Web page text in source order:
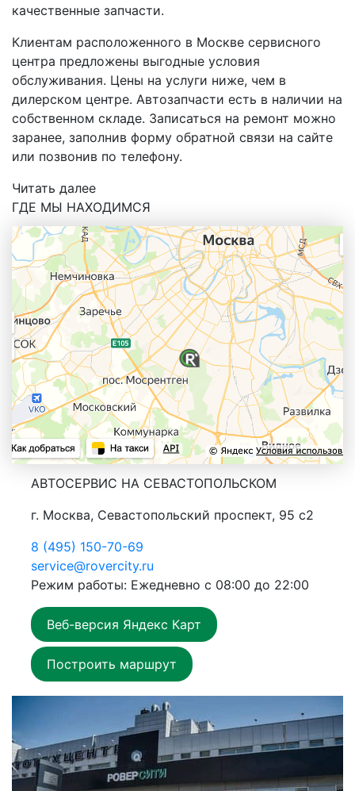
качественные запчасти.
Клиентам расположенного в Москве сервисного
центра предложены выгодные условия
обслуживания. Цены на услуги ниже, чем в
дилерском центре. Автозапчасти есть в наличии на
собственном складе. Записаться на ремонт можно
заранее, заполнив форму обратной связи на сайте
или позвонив по телефону.
Читать далее
ГДЕ МЫ НАХОДИМСЯ
АВТОСЕРВИС НА СЕВАСТОПОЛЬСКОМ
г. Москва, Севастопольский проспект, 95 с2
8 (495) 150-70-69
service@rovercity.ru
Режим работы: Ежедневно с 08:00 до 22:00
Веб-версия Яндекс Карт
Построить маршрут